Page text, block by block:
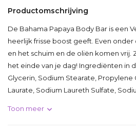
Productomschrijving
De Bahama Papaya Body Bar is een
heerlijk frisse boost geeft. Even
en het schuim en de oliën komen vrij.
het einde van je dag! Ingrediënten in
Glycerin, Sodium Stearate, Propylene
Laurate, Sodium Laureth Sulfate,
Toon meer